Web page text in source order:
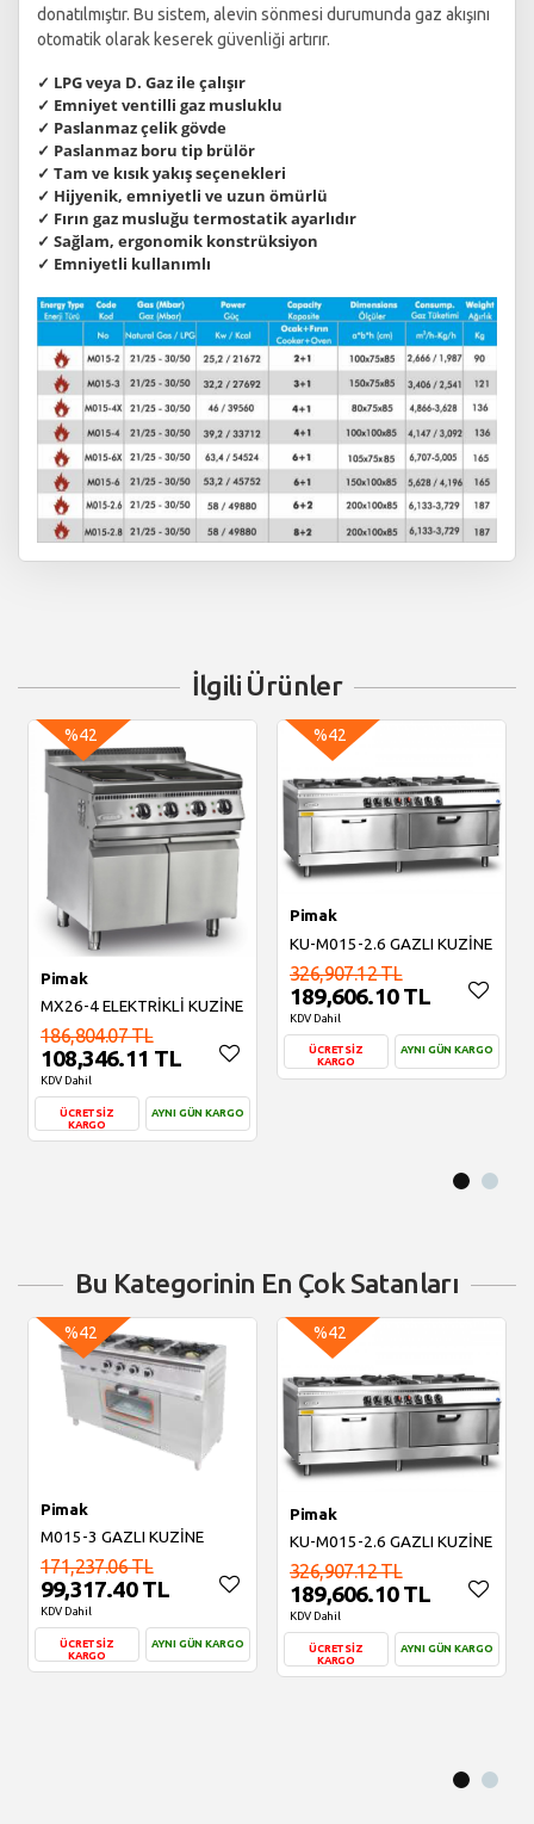
donatılmıştır. Bu sistem, alevin sönmesi durumunda gaz akışını
otomatik olarak keserek güvenliği artırır.
✓ LPG veya D. Gaz ile çalışır
✓ Emniyet ventilli gaz musluklu
✓ Paslanmaz çelik gövde
✓ Paslanmaz boru tip brülör
✓ Tam ve kısık yakış seçenekleri
✓ Hijyenik, emniyetli ve uzun ömürlü
✓ Fırın gaz musluğu termostatik ayarlıdır
✓ Sağlam, ergonomik konstrüksiyon
✓ Emniyetli kullanımlı
İlgili Ürünler
%42
Pimak
MX26-4 ELEKTRİKLİ KUZİNE
186,804.07 TL
108,346.11 TL
KDV Dahil
ÜCRETSİZ
KARGO
AYNI GÜN KARGO
%42
Pimak
KU-M015-2.6 GAZLI KUZİNE
326,907.12 TL
189,606.10 TL
KDV Dahil
ÜCRETSİZ
KARGO
AYNI GÜN KARGO
Bu Kategorinin En Çok Satanları
%42
Pimak
M015-3 GAZLI KUZİNE
171,237.06 TL
99,317.40 TL
KDV Dahil
ÜCRETSİZ
KARGO
AYNI GÜN KARGO
%42
Pimak
KU-M015-2.6 GAZLI KUZİNE
326,907.12 TL
189,606.10 TL
KDV Dahil
ÜCRETSİZ
KARGO
AYNI GÜN KARGO